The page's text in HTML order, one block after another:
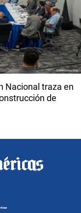
Nacional traza en
de